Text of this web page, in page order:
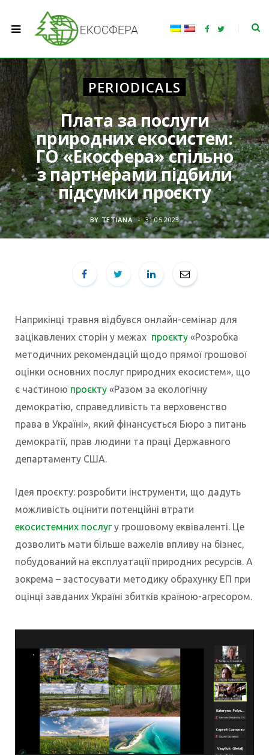
F
b
o
o
k
T
t
r
PERIODICALS
Плата за послуги
природних екосистем:
ГО «Екосфера» спільно
з партнерами підбили
підсумки проєкту
BYTETIANA 31.05.2023
Наприкінці травня відбувся онлайн-семінар для
зацікавлених сторін у межах проєкту «Розробка
методичних рекомендацій щодо прямої грошової
оцінки основних послуг природних екосистем», що
є частиною проєкту «Разом за екологічну
демократію, справедливість та верховенство
права в Україні», який фінансується Бюро з питань
демократії, прав людини та праці Державного
департаменту США.
Ідея проєкту: розробити інструменти, що дадуть
можливість оцінити потенційні втрати
екосистемних послугу грошовому еквіваленті. Це
дозволить мати більше важелів впливу на бізнес,
побудований на експлуатації природних ресурсів. А
зокрема – застосувати методику обрахунку ЕП при
оцінці завданих Україні збитків країною-агресором.